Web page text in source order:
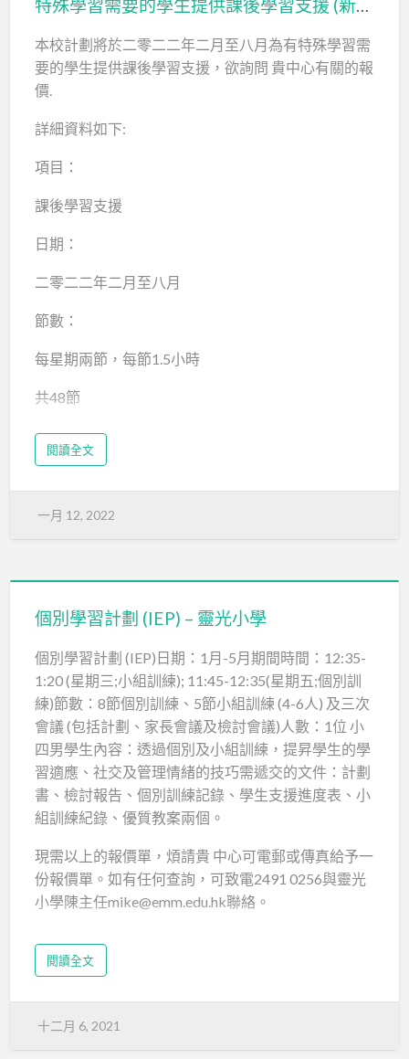
特殊學習需要的學生提供課後學習支援 (新界鄉議局大埔區中學)
本校計劃將於二零二二年二月至八月為有特殊學習需
要的學生提供課後學習支援，欲詢問 貴中心有關的報
價.
詳細資料如下:
項目：
課後學習支援
日期：
二零二二年二月至八月
節數：
每星期兩節，每節1.5小時
共48節
對象：
人數：
有至少三年或以上教授有特殊學習需要學生的經驗
教授形式：
面授 (或停課期間提供網課)
內容或要求：
・服務的訓練內容包括功課輔導、執行技巧及學習技
巧訓練
・計劃完結時需向學校及家長提供進度報告
是否持有P咭，請於報價單上列明所用銀行。
請於1月21日前提交，及後提交，將不予考慮。
謝謝！
閱讀全文
一月 12, 2022
個別學習計劃 (IEP) – 靈光小學
個別學習計劃 (IEP)日期：1月-5月期間時間：12:35-
1:20 (星期三;小組訓練); 11:45-12:35(星期五;個別訓
練)節數：8節個別訓練、5節小組訓練 (4-6人) 及三次
會議 (包括計劃、家長會議及檢討會議)人數：1位 小
四男學生內容：透過個別及小組訓練，提昇學生的學
習適應、社交及管理情緒的技巧需遞交的文件：計劃
書、檢討報告、個別訓練記錄、學生支援進度表、小
組訓練紀錄、優質教案兩個。
現需以上的報價單，煩請貴 中心可電郵或傳真給予一
份報價單。如有任何查詢，可致電2491 0256與靈光
小學陳主任mike@emm.edu.hk聯絡。
閱讀全文
十二月 6, 2021